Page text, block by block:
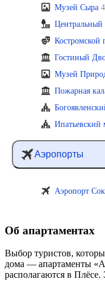
Музей Сыра
Центральный
Костромской
Гостиный
Музей
Пожарная
Ипатьевский
Аэропорты
Аэропорт
Об апартаментах
Выбор туристов,
дома — апартаменты
располагаются в